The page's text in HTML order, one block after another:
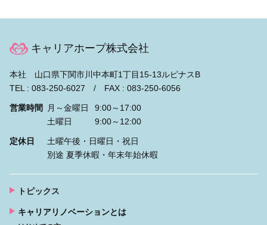
キャリアホープ株式会社
本社 山口県下関市川中本町1丁目15-13ルピナスB
TEL : 083-250-6027 / FAX : 083-250-6056
営業時間 月～金曜日
9:00～17:00
土曜日
9:00～12:00
定休日
土曜午後・日曜日・祝日
別途 夏季休暇・年末年始休暇
トピックス
キャリアリノベーションとは